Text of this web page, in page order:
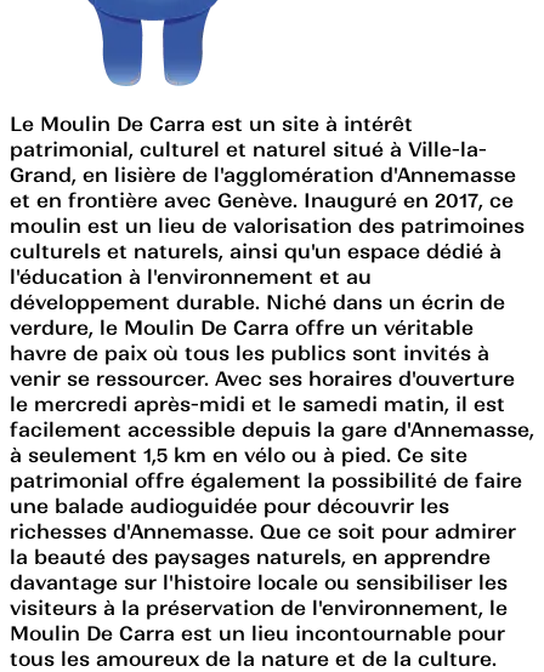
Le Moulin De Carra est un site à intérêt
patrimonial, culturel et naturel situé à Ville-la-
Grand, en lisière de l'agglomération d'Annemasse
et en frontière avec Genève. Inauguré en 2017, ce
moulin est un lieu de valorisation des patrimoines
culturels et naturels, ainsi qu'un espace dédié à
l'éducation à l'environnement et au
développement durable. Niché dans un écrin de
verdure, le Moulin De Carra offre un véritable
havre de paix où tous les publics sont invités à
venir se ressourcer. Avec ses horaires d'ouverture
le mercredi après-midi et le samedi matin, il est
facilement accessible depuis la gare d'Annemasse,
à seulement 1,5 km en vélo ou à pied. Ce site
patrimonial offre également la possibilité de faire
une balade audioguidée pour découvrir les
richesses d'Annemasse. Que ce soit pour admirer
la beauté des paysages naturels, en apprendre
davantage sur l'histoire locale ou sensibiliser les
visiteurs à la préservation de l'environnement, le
Moulin De Carra est un lieu incontournable pour
tous les amoureux de la nature et de la culture.